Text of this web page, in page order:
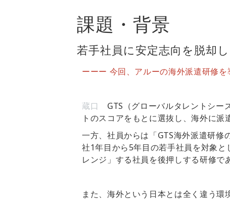
課題・背景
若手社員に安定志向を脱却
ーーー 今回、アルーの海外派遣研修
蔵口
GTS（グローバルタレントシー
トのスコアをもとに選抜し、海外に派
一方、社員からは「GTS海外派遣研
社1年目から5年目の若手社員を対象
レンジ」する社員を後押しする研修で
また、海外という日本とは全く違う